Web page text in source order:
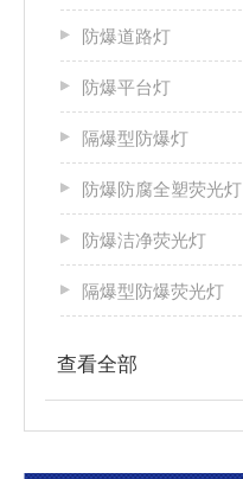
防爆道路灯
防爆平台灯
隔爆型防爆灯
防爆防腐全塑荧光灯
防爆洁净荧光灯
隔爆型防爆荧光灯
查看全部